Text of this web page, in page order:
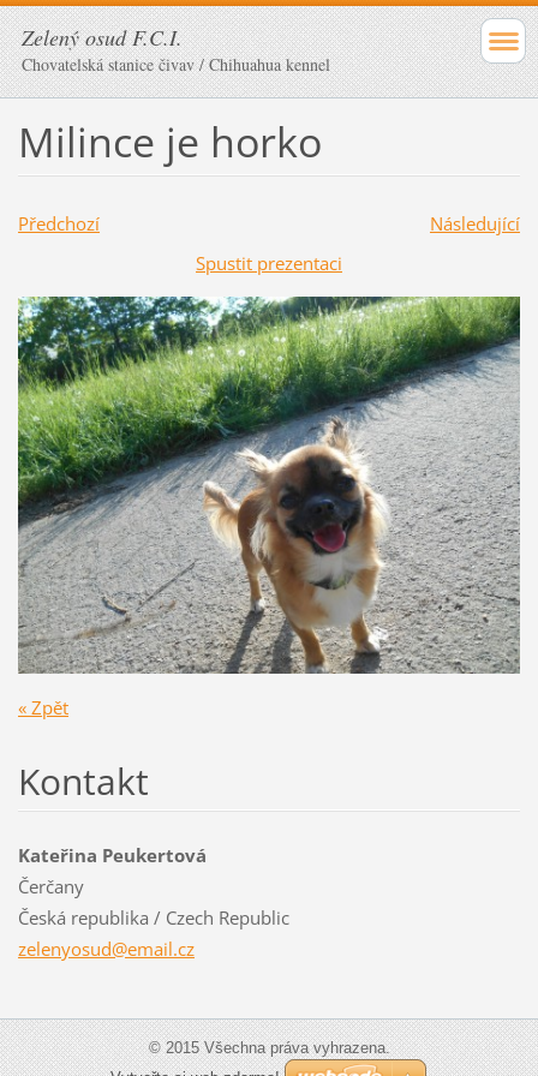
Zelený osud F.C.I.
Chovatelská stanice čivav / Chihuahua kennel
Milince je horko
Předchozí
Následující
Spustit prezentaci
« Zpět
Kontakt
Kateřina Peukertová
Čerčany
Česká republika / Czech Republic
zelenyosud@email.cz
© 2015 Všechna práva vyhrazena.